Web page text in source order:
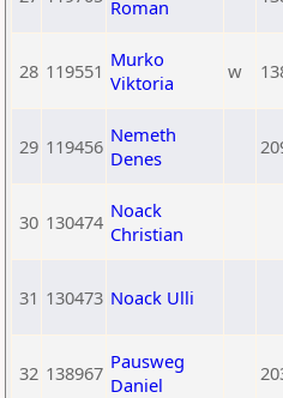
Roman
28 119551 Murko
Viktoria
w
29 119456 Nemeth
Denes
30 130474 Noack
Christian
31 130473 Noack Ulli
32 138967 Pausweg
Daniel